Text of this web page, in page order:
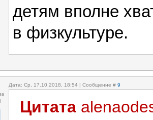
детям вполне
в физкультуре.
Дата: Ср, 17.10.2018, 18:54 | Сообщение # 9
Цитата